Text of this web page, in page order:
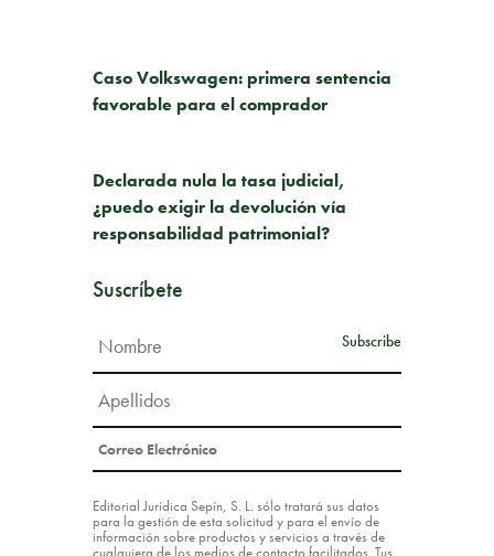
Caso Volkswagen: primera sentencia
favorable para el comprador
Declarada nula la tasa judicial,
¿puedo exigir la devolución vía
responsabilidad patrimonial?
Suscríbete
Editorial Jurídica Sepín, S. L. sólo tratará sus datos
para la gestión de esta solicitud y para el envío de
información sobre productos y servicios a través de
cualquiera de los medios de contacto facilitados. Tus